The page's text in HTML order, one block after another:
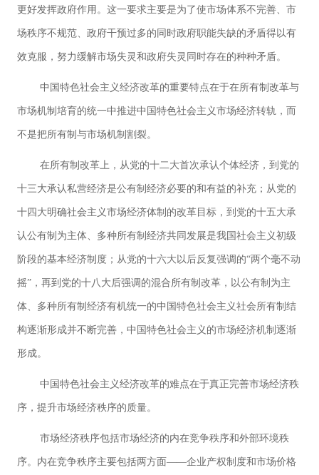
更好发挥政府作用。这一要求主要是为了使市场体系不完善、市
场秩序不规范、政府干预过多的同时政府职能失缺的矛盾得以有
效克服，努力缓解市场失灵和政府失灵同时存在的种种矛盾。
中国特色社会主义经济改革的重要特点在于在所有制改革与
市场机制培育的统一中推进中国特色社会主义市场经济转轨，而
不是把所有制与市场机制割裂。
在所有制改革上，从党的十二大首次承认个体经济，到党的
十三大承认私营经济是公有制经济必要的和有益的补充；从党的
十四大明确社会主义市场经济体制的改革目标，到党的十五大承
认公有制为主体、多种所有制经济共同发展是我国社会主义初级
阶段的基本经济制度；从党的十六大以后反复强调的“两个毫不动
摇”，再到党的十八大后强调的混合所有制改革，以公有制为主
体、多种所有制经济有机统一的中国特色社会主义社会所有制结
构逐渐形成并不断完善，中国特色社会主义的市场经济机制逐渐
形成。
中国特色社会主义经济改革的难点在于真正完善市场经济秩
序，提升市场经济秩序的质量。
市场经济秩序包括市场经济的内在竞争秩序和外部环境秩
序。内在竞争秩序主要包括两方面——企业产权制度和市场价格